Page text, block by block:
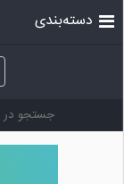
دسته‌بندی